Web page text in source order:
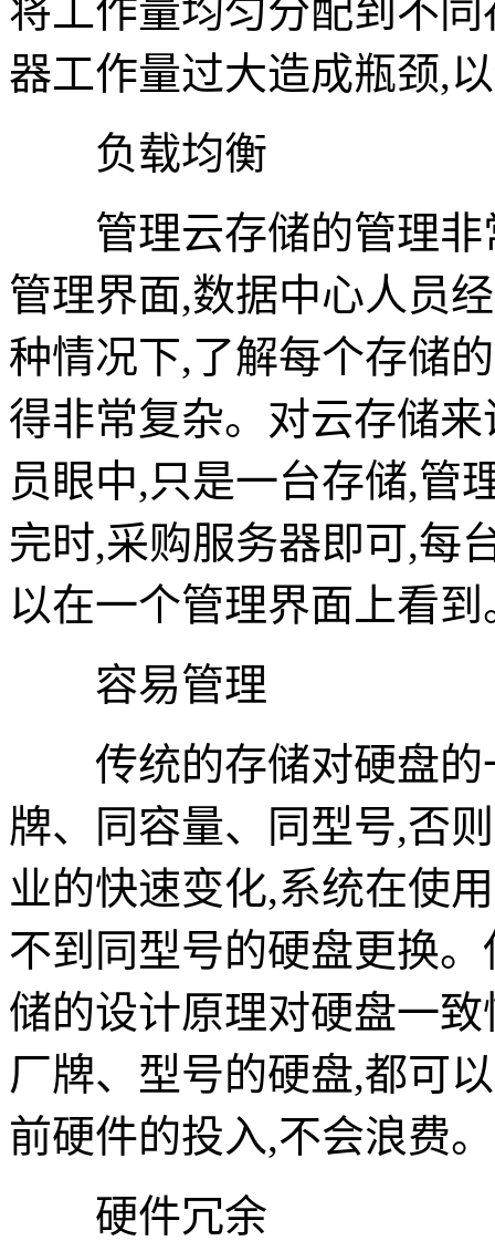
将工作量均匀分配到不
器工作量过大造成瓶颈,
负载均衡
管理云存储的管理非
管理界面,数据中心人员
种情况下,了解每个存储
得非常复杂。对云存储
员眼中,只是一台存储,管
完时,采购服务器即可,每
以在一个管理界面上看到
容易管理
传统的存储对硬盘的
牌、同容量、同型号,否
业的快速变化,系统在使
不到同型号的硬盘更换
储的设计原理对硬盘一
厂牌、型号的硬盘,都可
前硬件的投入,不会浪费。
硬件冗余